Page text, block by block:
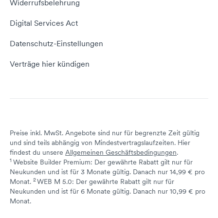
E-Mail-Domain
Server Hosting
Empfehlungsprogramm
Domain Reseller
Status dogado.de
Widerrufsbelehrung
Digital Services Act
Datenschutz-Einstellungen
Verträge hier kündigen
Preise inkl. MwSt. Angebote sind nur für begrenzte Zeit gültig
und sind teils abhängig von Mindestvertragslaufzeiten. Hier
findest du unsere Allgemeinen Geschäftsbedingungen.
1 Website Builder Premium: Der gewährte Rabatt gilt nur für
Neukunden und ist für 3 Monate gültig. Danach nur 14,99 € pro
Monat.↩ 1
2 WEB M 5.0: Der gewährte Rabatt gilt nur für
Neukunden und ist für 6 Monate gültig. Danach nur 10,99 € pro
Monat.↩ 1